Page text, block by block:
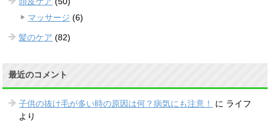
マッサージ (6)
髪のケア (82)
最近のコメント
子供の抜け毛が多い時の原因は何？病気にも注意！ に ライフ
より